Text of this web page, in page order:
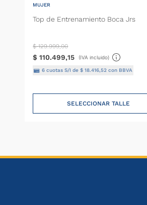
MUJER
Top de Entrenamiento Boca Jrs
$ 129.999,00
$ 110.499,15 (IVA incluido)
6 cuotas S/I de$ 18.416,52 con BBVA
SELECCIONAR TALLE